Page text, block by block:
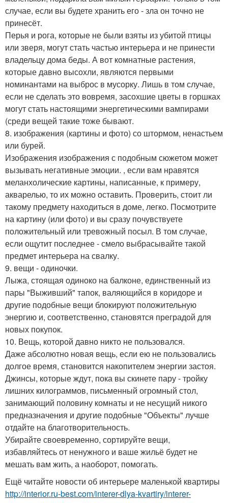
случае, если вы будете хранить его - зла он точно не
принесёт.
Перья и рога, которые не были взяты из убитой птицы
или зверя, могут стать частью интерьера и не принести
владельцу дома беды. А вот комнатные растения,
которые давно высохли, являются первыми
номинантами на выброс в мусорку. Лишь в том случае,
если не сделать это вовремя, засохшие цветы в горшках
могут стать настоящими энергетическими вампирами
(среди вещей такие тоже бывают.
8. изображения (картины и фото) со штормом, ненастьем
или бурей.
Изображения изображения с подобным сюжетом может
вызывать негативные эмоции. , если вам нравятся
меланхолические картины, написанные, к примеру,
акварелью, то их можно оставить. Проверить, стоит ли
такому предмету находиться в доме, легко. Посмотрите
на картину (или фото) и вы сразу почувствуете
положительный или тревожный посыл. В том случае,
если ощутит последнее - смело выбрасывайте такой
предмет интерьера на свалку.
9. вещи - одиночки.
Лыжа, стоящая одиноко на балконе, единственный из
пары "Выживший" тапок, валяющийся в коридоре и
другие подобные вещи блокируют положительную
энергию и, соответственно, становятся преградой для
новых покупок.
10. Вещь, которой давно никто не пользовался.
Даже абсолютно новая вещь, если ею не пользовались
долгое время, становится накопителем энергии застоя.
Джинсы, которые ждут, пока вы скинете пару - тройку
лишних килограммов, письменный огромный стол,
занимающий половину комнаты и не несущий никого
предназначения и другие подобные "Объекты" лучше
отдайте на благотворительность.
Убирайте своевременно, сортируйте вещи,
избавляйтесь от ненужного и ваше жильё будет не
мешать вам жить, а наоборот, помогать.
Ещё читайте новости об интерьере маленькой квартиры
http://interior.ru-best.com/interer-dlya-kvartiry/interer-